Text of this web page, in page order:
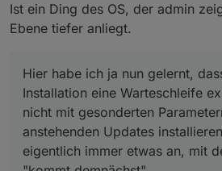
Ist ein Ding des OS, der admin
Ebene tiefer anliegt.
Hier habe ich ja nun gelernt,
Installation eine Warteschleife
nicht mit gesonderten
anstehenden Updates
eigentlich immer etwas an, mit